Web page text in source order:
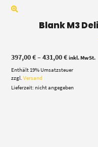
Blank M3
397,00€–431,00€
bis
inkl. MwSt.
Enthält 19% Umsatzsteuer
zzgl.Versand
Lieferzeit: nicht angegeben